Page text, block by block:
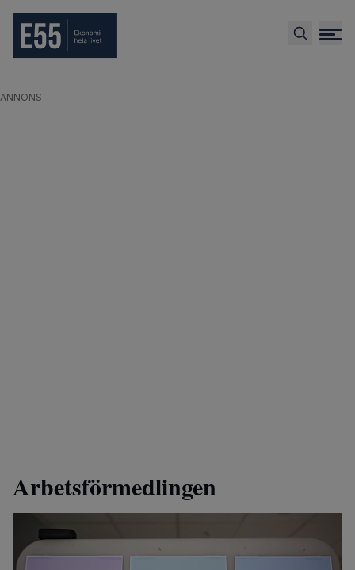
ANNONS
Arbetsförmedlingen